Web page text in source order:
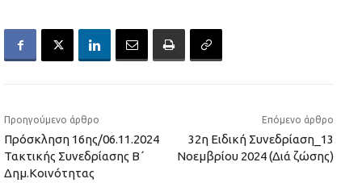
Προηγούμενο άρθρο
Πρόσκληση 16ης/06.11.2024
Τακτικής Συνεδρίασης Β΄
Δημ.Κοινότητας
Επόμενο άρθρο
32η Ειδική Συνεδρίαση_13
Νοεμβρίου 2024 (Διά ζώσης)